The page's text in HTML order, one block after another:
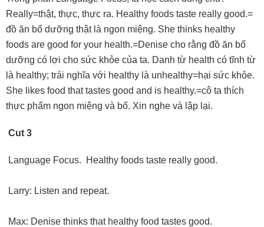
Really=thật, thực, thực ra. Healthy foods taste really good.=
đồ ăn bổ dưỡng thật là ngon miệng. She thinks healthy
foods are good for your health.=Denise cho rằng đồ ăn bổ
dưỡng có lợi cho sức khỏe của ta. Danh từ health có tĩnh từ
là healthy; trái nghĩa với healthy là unhealthy=hại sức khỏe.
She likes food that tastes good and is healthy.=cô ta thích
thực phẩm ngon miệng và bổ. Xin nghe và lập lại.
Cut 3
Language Focus. Healthy foods taste really good.
Larry: Listen and repeat.
Max: Denise thinks that healthy food tastes good.